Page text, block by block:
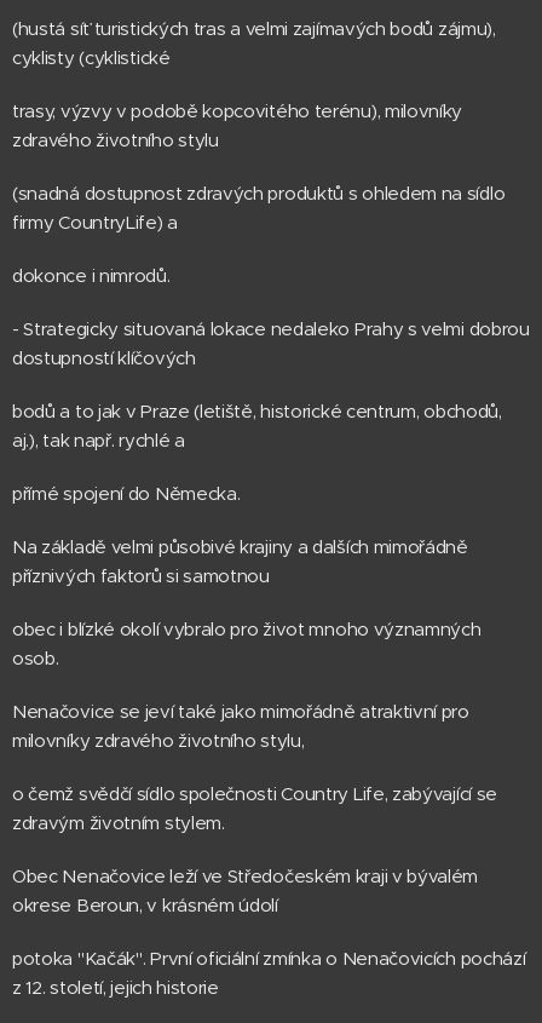
(hustá síť turistických tras a velmi zajímavých bodů zájmu),
cyklisty (cyklistické
trasy, výzvy v podobě kopcovitého terénu), milovníky
zdravého životního stylu
(snadná dostupnost zdravých produktů s ohledem na sídlo
firmy CountryLife) a
dokonce i nimrodů.
- Strategicky situovaná lokace nedaleko Prahy s velmi dobrou
dostupností klíčových
bodů a to jak v Praze (letiště, historické centrum, obchodů,
aj.), tak např. rychlé a
přímé spojení do Německa.
Na základě velmi působivé krajiny a dalších mimořádně
příznivých faktorů si samotnou
obec i blízké okolí vybralo pro život mnoho významných
osob.
Nenačovice se jeví také jako mimořádně atraktivní pro
milovníky zdravého životního stylu,
o čemž svědčí sídlo společnosti Country Life, zabývající se
zdravým životním stylem.
Obec Nenačovice leží ve Středočeském kraji v bývalém
okrese Beroun, v krásném údolí
potoka "Kačák". První oficiální zmínka o Nenačovicích pochází
z 12. století, jejich historie